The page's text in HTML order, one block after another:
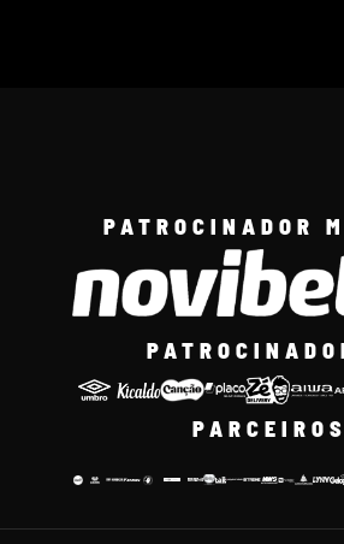
PATROCINADOR
PARCEIROS